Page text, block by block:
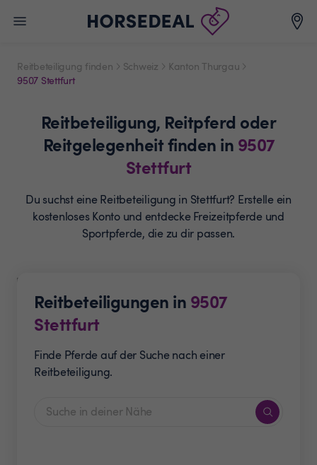
Reitbeteiligung finden Schweiz
Kanton Thurgau
9507 Stettfurt
Reitbeteiligung, Reitpferd oder
Reitgelegenheitfinden in 9507
Stettfurt
Du suchst eine Reitbeteiligung in Stettfurt? Erstelle ein
kostenloses Konto und entdecke Freizeitpferde und
Sportpferde, die zu dir passen.
Reitbeteiligungen in 9507
Stettfurt
Finde Pferde auf der Suche nach einer
Reitbeteiligung.